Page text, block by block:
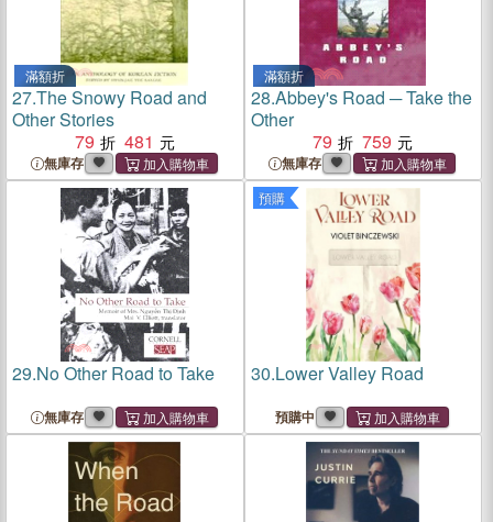
滿額折
27.The Snowy Road and
Other Stories
79
481
無庫存
滿額折
28.Abbey's Road ─ Take the
Other
79
759
無庫存
29.No Other Road to Take
無庫存
預購
30.Lower Valley Road
預購中